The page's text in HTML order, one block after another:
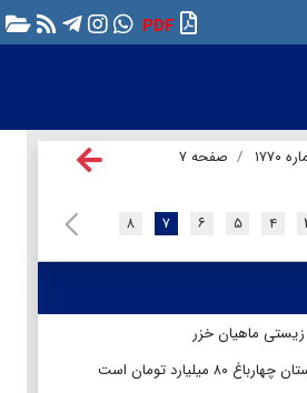
PDF
۱۷۷۰ صفحه ۷
۴ ۵ ۶ ۷ ۸
ماهیان خزر
میلیارد تومان است